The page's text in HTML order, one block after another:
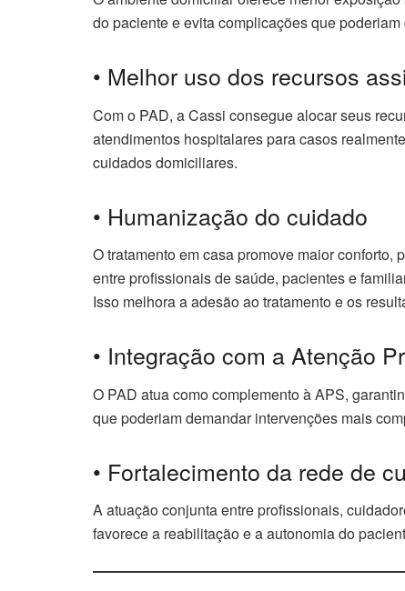
do paciente e evita complicações que
• Melhor uso dos recursos
Com o PAD, a Cassi consegue alocar seus
atendimentos hospitalares para casos
cuidados domiciliares.
• Humanização do cuidado
O tratamento em casa promove maior
entre profissionais de saúde, pacientes e
Isso melhora a adesão ao tratamento e os
• Integração com a Atenção
O PAD atua como complemento à APS,
que poderiam demandar intervenções mais
• Fortalecimento da rede de
A atuação conjunta entre profissionais,
favorece a reabilitação e a autonomia do